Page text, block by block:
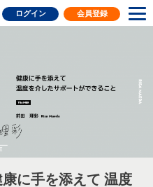
フィットネス業界の求人
ログイン 会員登録
康に手を添えて 温度